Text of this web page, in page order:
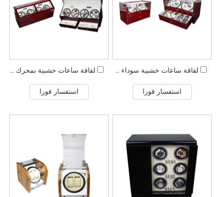
لفافة ساعات خشبية سوداء مخصصة
استفسار فورا
لفافة ساعات خشبية بمحرك أوتوماتيكي مكونة من 8 فتحات
استفسار فورا